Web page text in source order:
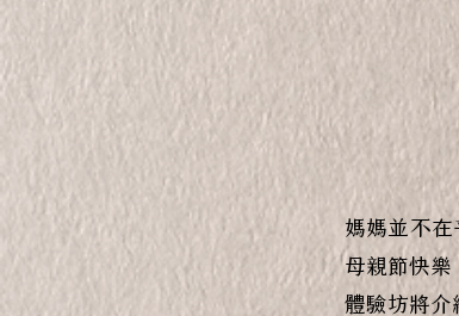
媽媽並不在
母親節快樂
體驗坊將介